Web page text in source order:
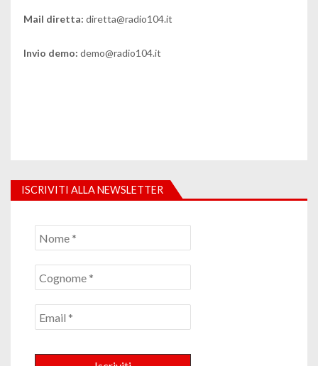
Mail diretta: diretta@radio104.it
Invio demo: demo@radio104.it
ISCRIVITI ALLA NEWSLETTER